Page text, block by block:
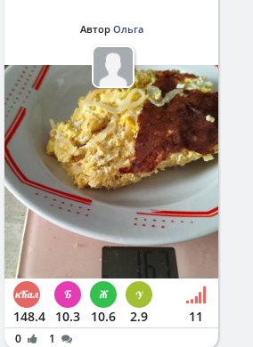
Автор Ольга
148.4 10.3 10.6 2.9 11
0
1